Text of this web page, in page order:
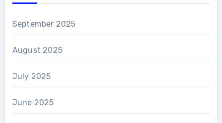
September 2025
August 2025
July 2025
June 2025